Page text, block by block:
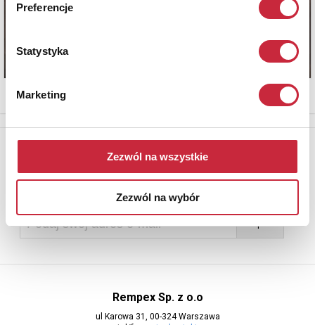
Preferencje
Statystyka
Marketing
Zezwól na wszystkie
Zezwól na wybór
adres e-mail
Rempex Sp. z o.o
ul Karowa 31, 00-324 Warszawa